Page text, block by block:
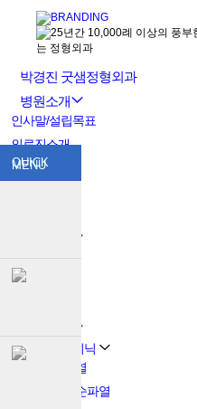
QUICK
MENU
박경진 굿샘정형외과
병원소개
인사말/설립목표
의료진소개
원내둘러보기
증명서발급
어깨관절 클리닉
회전근개파열
어깨관절와순파열